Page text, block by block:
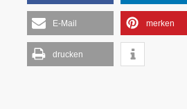
E-Mail merken
drucken